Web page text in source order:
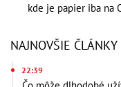
kde je papier iba na
NAJNOVŠIE ČLÁNKY
22:39